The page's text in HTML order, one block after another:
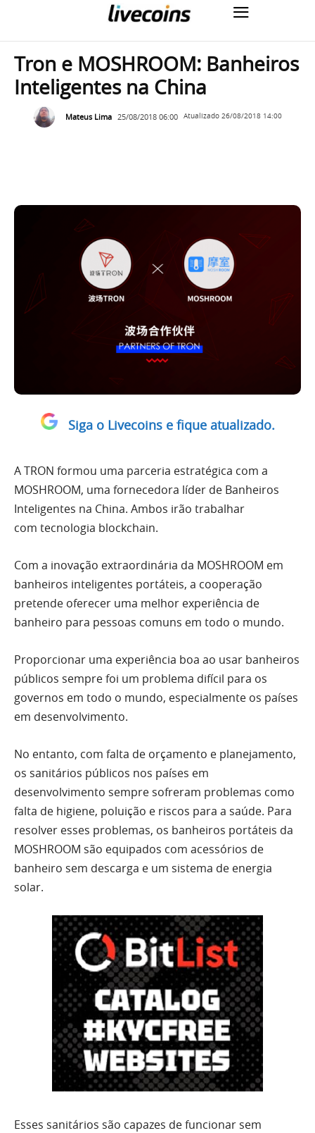
Tron e MOSHROOM: Banheiros
Inteligentes na China
Mateus Lima 25/08/2018 06:00 Atualizado 26/08/2018 14:00
Siga o Livecoins e fique atualizado.
A TRON formou uma parceria estratégica com a
MOSHROOM, uma fornecedora líder de Banheiros
Inteligentes na China. Ambos irão trabalhar
com tecnologia blockchain.
Com a inovação extraordinária da MOSHROOM em
banheiros inteligentes portáteis, a cooperação
pretende oferecer uma melhor experiência de
banheiro para pessoas comuns em todo o mundo.
Proporcionar uma experiência boa ao usar banheiros
públicos sempre foi um problema difícil para os
governos em todo o mundo, especialmente os países
em desenvolvimento.
No entanto, com falta de orçamento e planejamento,
os sanitários públicos nos países em
desenvolvimento sempre sofreram problemas como
falta de higiene, poluição e riscos para a saúde. Para
resolver esses problemas, os banheiros portáteis da
MOSHROOM são equipados com acessórios de
banheiro sem descarga e um sistema de energia
solar.
Esses sanitários são capazes de funcionar sem